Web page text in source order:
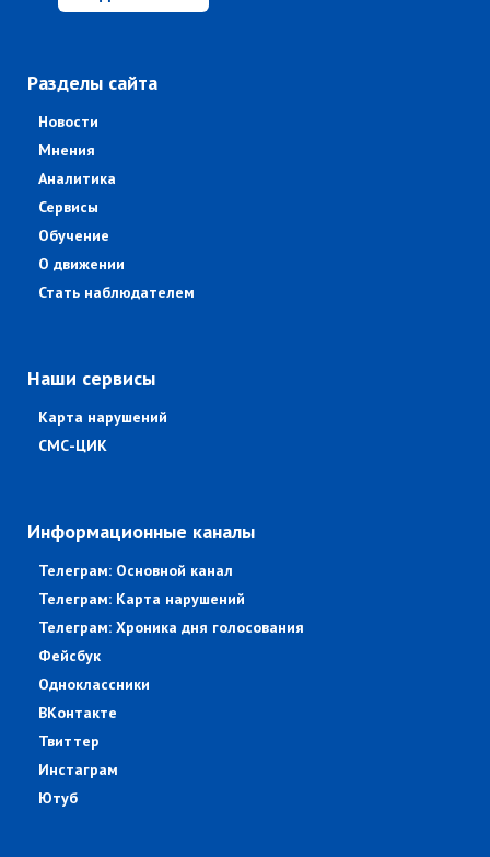
Разделы сайта
Новости
Мнения
Аналитика
Сервисы
Обучение
О движении
Стать наблюдателем
Наши сервисы
Карта нарушений
СМС-ЦИК
Информационные каналы
Телеграм: Основной канал
Телеграм: Карта нарушений
Телеграм: Хроника дня голосования
Фейсбук
Одноклассники
ВКонтакте
Твиттер
Инстаграм
Ютуб